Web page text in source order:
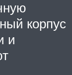
корпус
и